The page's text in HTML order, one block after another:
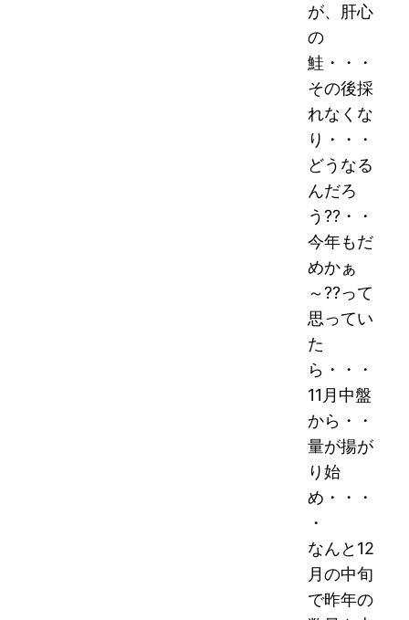
が、肝心
の
鮭・・・
その後採
れなくな
り・・・
どうなる
んだろ
う??・・
今年もだ
めかぁ
～??って
思ってい
た
ら・・・
11月中盤
から・・
量が揚が
り始
め・・・
・
なんと12
月の中旬
で昨年の